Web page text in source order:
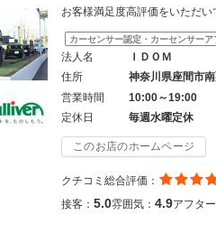
お客様満足度高評価をいただ
カーセンサー認定・カーセンサー
法人名
ＩＤＯＭ
住所
神奈川県座間市
営業時間
10:00～19:00
定休日
毎週水曜定休
このお店のホームページ
クチコミ総合評価：
接客： 5.0雰囲気： 4.9アフター